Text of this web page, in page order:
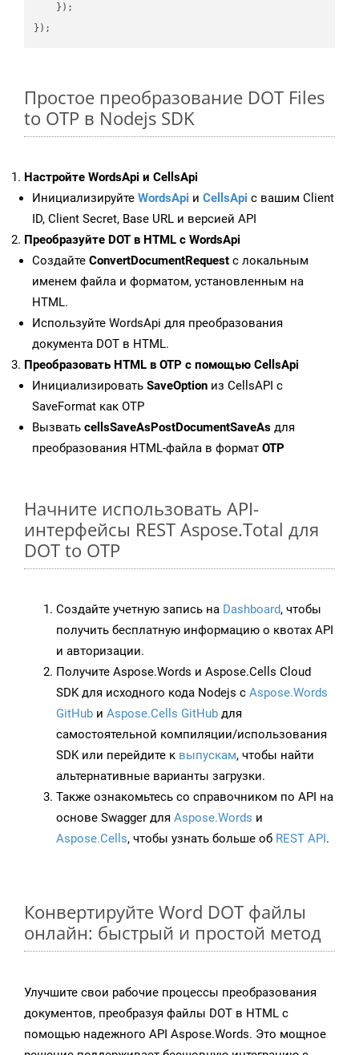
    });
Простое преобразование DOT Files
to OTP в Nodejs SDK
Настройте WordsApi и CellsApi
Инициализируйте WordsApi и CellsApi с вашим Client
ID, Client Secret, Base URL и версией API
Преобразуйте DOT в HTML с WordsApi
Создайте ConvertDocumentRequest с локальным
именем файла и форматом, установленным на
HTML.
Используйте WordsApi для преобразования
документа DOT в HTML.
Преобразовать HTML в OTP с помощью CellsApi
Инициализировать SaveOption из CellsAPI с
SaveFormat как OTP
Вызвать cellsSaveAsPostDocumentSaveAs для
преобразования HTML-файла в формат OTP
Начните использовать API-
интерфейсы REST Aspose.Total для
DOT to OTP
Создайте учетную запись на Dashboard, чтобы
получить бесплатную информацию о квотах API
и авторизации.
Получите Aspose.Words и Aspose.Cells Cloud
SDK для исходного кода Nodejs с Aspose.Words
GitHub и Aspose.Cells GitHub для
самостоятельной компиляции/использования
SDK или перейдите к выпускам, чтобы найти
альтернативные варианты загрузки.
Также ознакомьтесь со справочником по API на
основе Swagger для Aspose.Words и
Aspose.Cells, чтобы узнать больше об REST API.
Конвертируйте Word DOT файлы
онлайн: быстрый и простой метод
Улучшите свои рабочие процессы преобразования
документов, преобразуя файлы DOT в HTML с
помощью надежного API Aspose.Words. Это мощное